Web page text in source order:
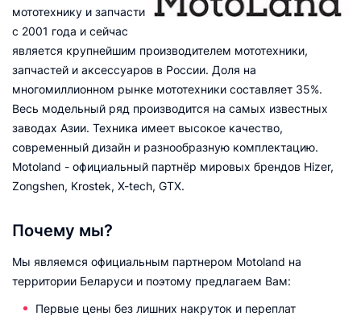
мототехнику и запчасти
с 2001 года и сейчас
является крупнейшим производителем мототехники,
запчастей и аксессуаров в России. Доля на
многомиллионном рынке мототехники составляет 35%.
Весь модельный ряд производится на самых известных
заводах Азии. Техника имеет высокое качество,
современный дизайн и разнообразную комплектацию.
Motoland - официальный партнёр мировых брендов Hizer,
Zongshen, Krostek, X-tech, GTX.
Почему мы?
Мы являемся официальным партнером Motoland на
территории Беларуси и поэтому предлагаем Вам:
Первые цены без лишних накруток и переплат